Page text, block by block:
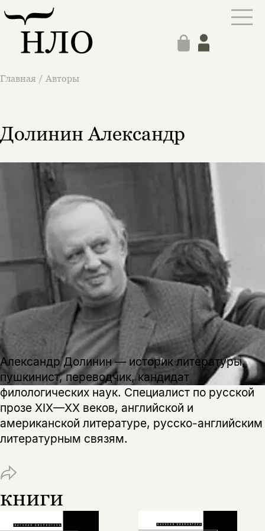
Главная / Авторы
Долинин Александр
Александр Долинин — историк литературы,
пушкинист, переводчик, кандидат
филологических наук. Специалист по русской
прозе XIX—XX веков, английской и
американской литературе, русско-английским
литературным связям.
книги
Этой книги временно